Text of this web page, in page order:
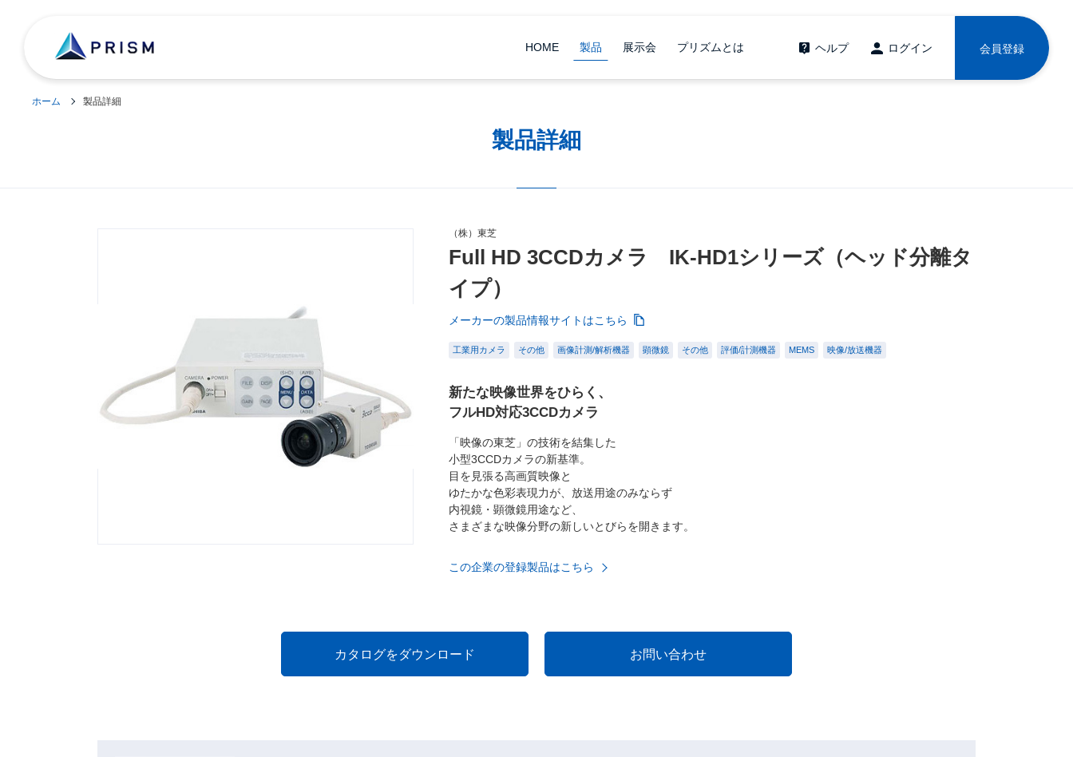
HOME 製品 展示会 プリズムとは ヘルプ ログイン 会員登録
ホーム 製品詳細
製品詳細
（株）東芝
Full HD 3CCDカメラ IK-HD1シリーズ（ヘッド分離タ
イプ）
メーカーの製品情報サイトはこちら
工業用カメラ その他 画像計測/解析機器 顕微鏡 その他 評価/計測機器 MEMS 映像/放送機器
新たな映像世界をひらく、
フルHD対応3CCDカメラ
「映像の東芝」の技術を結集した
小型3CCDカメラの新基準。
目を見張る高画質映像と
ゆたかな色彩表現力が、放送用途のみならず
内視鏡・顕微鏡用途など、
さまざまな映像分野の新しいとびらを開きます。
この企業の登録製品はこちら